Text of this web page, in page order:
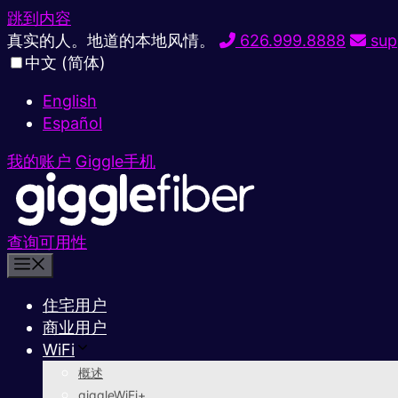
跳到内容
真实的人。地道的本地风情。
626.999.8888
中文 (简体)
English
Español
我的账户 Giggle手机
查询可用性
住宅用户
商业用户
WiFi
概述
giggleWiFi+